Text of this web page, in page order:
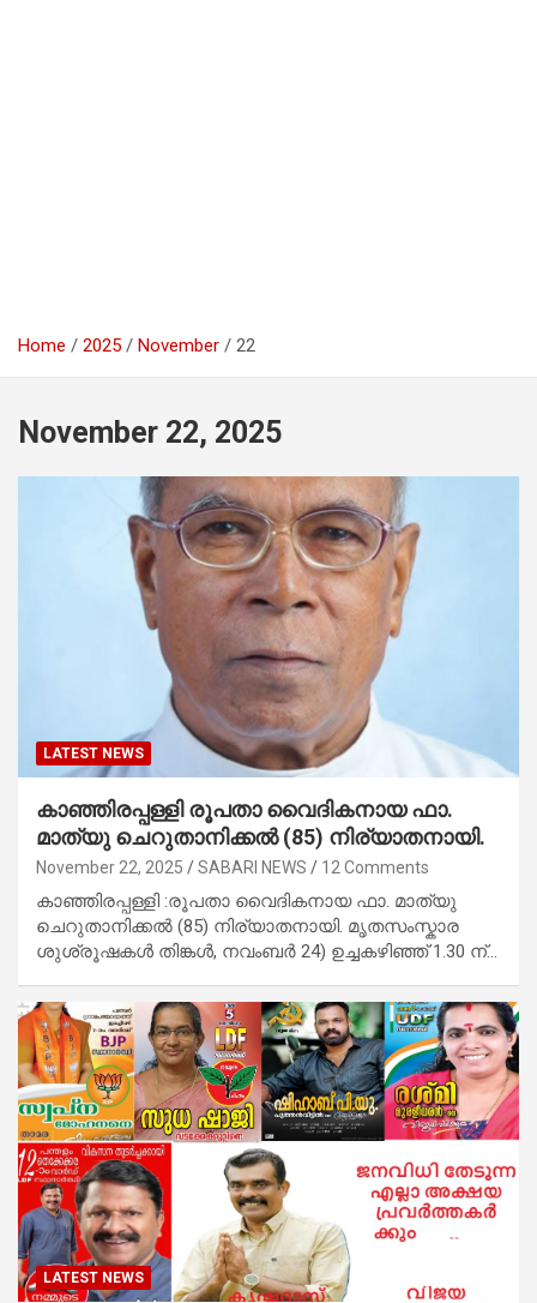
Home 2025 November 22
November 22, 2025
LATEST NEWS
കാഞ്ഞിരപ്പള്ളി രൂപതാ വൈദികനായ ഫാ.
മാത്യു ചെറുതാനിക്കൽ (85) നിര്യാതനായി.
November 22, 2025 SABARI NEWS 12 Comments
കാഞ്ഞിരപ്പള്ളി :രൂപതാ വൈദികനായ ഫാ. മാത്യു
ചെറുതാനിക്കൽ (85) നിര്യാതനായി. മൃതസംസ്കാര
ശുശ്രൂഷകൾ തിങ്കൾ, നവംബർ 24) ഉച്ചകഴിഞ്ഞ് 1.30 ന്…
LATEST NEWS